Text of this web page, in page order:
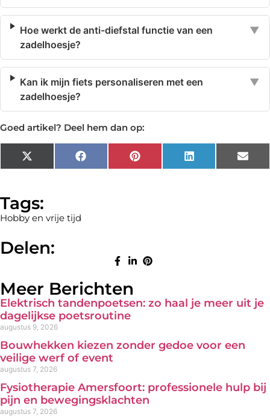
Hoe werkt de anti-diefstal functie van een
zadelhoesje?
▼
Kan ik mijn fiets personaliseren met een
zadelhoesje?
▼
Goed artikel? Deel hem dan op:
X
(Twitter)
Facebook Pinterest LinkedIn
Tags:
Hobby en vrije tijd
Delen:
Meer Berichten
Elektrisch tandenpoetsen: zo haal je meer uit je
dagelijkse poetsroutine
augustus 9, 2026
Bouwhekken kiezen zonder gedoe voor een
veilige werf of event
augustus 7, 2026
Fysiotherapie Amersfoort: professionele hulp bij
pijn en bewegingsklachten
augustus 7, 2026